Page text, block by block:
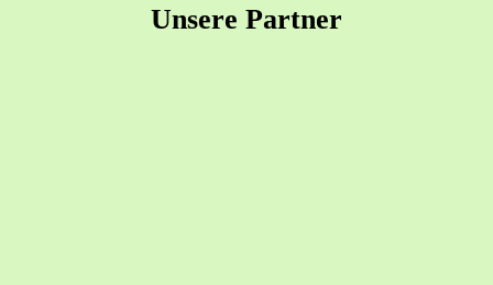
Unsere Partner